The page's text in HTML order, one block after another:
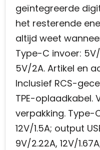
geïntegreerde
het resterende
altijd weet
Type-C invoer:
5V/2A. Artikel en
Inclusief RCS-
TPE-oplaadkabel.
verpakking. Type-
12V/1.5A; output
9V/2.22A, 12V/